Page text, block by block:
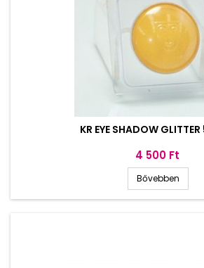
KR EYE SHADOW
Ár
4 500 Ft
Bővebben